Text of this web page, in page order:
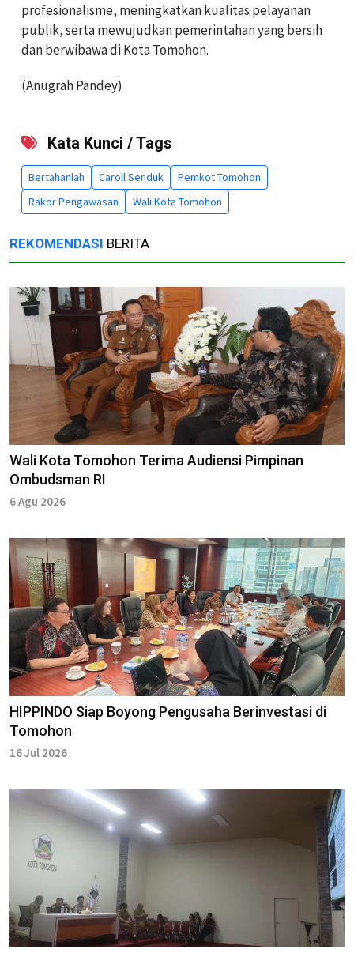
profesionalisme, meningkatkan kualitas pelayanan
publik, serta mewujudkan pemerintahan yang bersih
dan berwibawa di Kota Tomohon.
(Anugrah Pandey)
Kata Kunci / Tags
Bertahanlah Caroll Senduk
Pemkot Tomohon
Rakor Pengawasan
Wali Kota Tomohon
REKOMENDASI BERITA
Wali Kota Tomohon Terima Audiensi Pimpinan
Ombudsman RI
6 Agu 2026
HIPPINDO Siap Boyong Pengusaha Berinvestasi di
Tomohon
16 Jul 2026